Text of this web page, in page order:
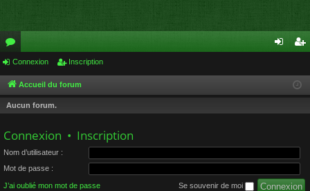
or
u
m
cri
Connexion Inscription
Accueil du forum
Aucun forum.
Connexion • Inscription
Nom d’utilisateur :
Mot de passe :
J’ai oublié mon mot de passe Se souvenir de moi